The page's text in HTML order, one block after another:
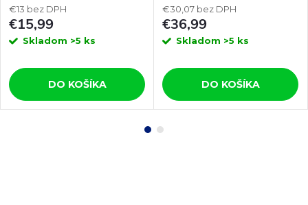
PUISOR EC-01B
€13 bez DPH
€15,99
Skladom >5 ks
DO KOŠÍKA
€30,07 bez DPH
€36,99
Skladom >5 ks
DO KOŠÍKA